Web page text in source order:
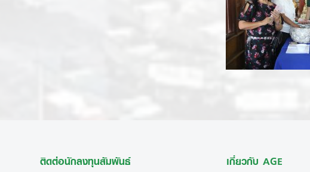
ติดต่อนักลงทุนสัมพันธ์ เกี่ยวกับ AGE